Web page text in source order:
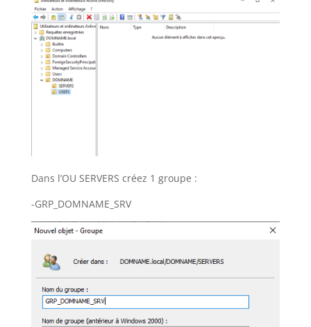
Dans l’OU SERVERS créez 1 groupe :
-GRP_DOMNAME_SRV